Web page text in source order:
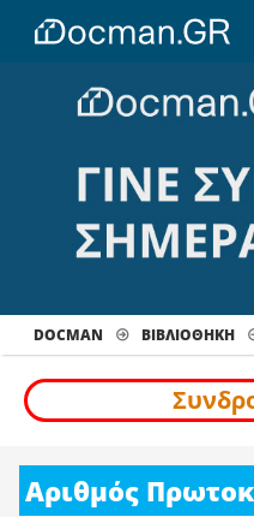
DOCMAN ΒΙΒΛΙΟΘΗΚΗ
Αριθμός